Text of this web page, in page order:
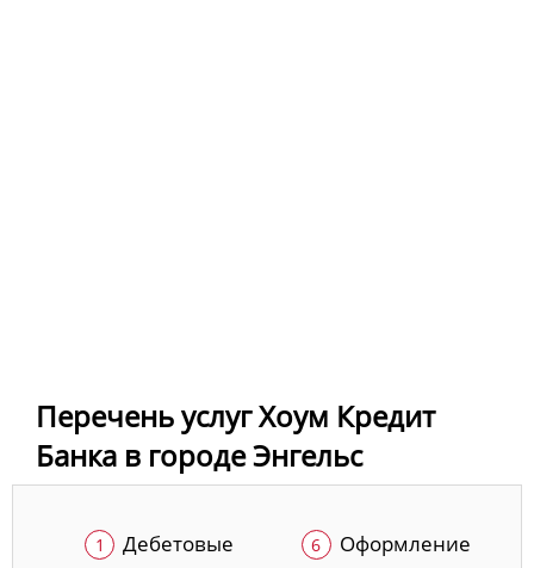
Перечень услуг Хоум Кредит
Банка в городе Энгельс
Дебетовые
Оформление